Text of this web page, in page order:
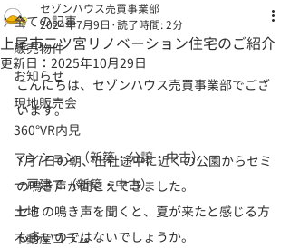
全ての記事
販売物件
お知らせ
現地販売会
360°VR内見
マンション（新築・分譲・中古）
一戸建て（新築・中古）
土地
不動産コラム
上尾市二ツ宮リノベーション住宅のご紹介
セゾンハウス売買事業部
2024年7月9日 読了時間: 2分
更新日： 2025年10月29日
こんにちは、セゾンハウス売買事業部でござ
います。
7月7日の朝、出社途中に近くの公園からセミ
の鳴き声が聞こえてきました。
セミの鳴き声を聞くと、夏が来たと感じる方
も多いのではないでしょうか。